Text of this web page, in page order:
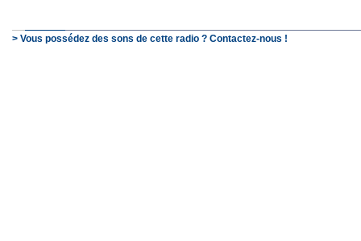
> Vous possédez des sons de cette radio ? Contactez-nous !